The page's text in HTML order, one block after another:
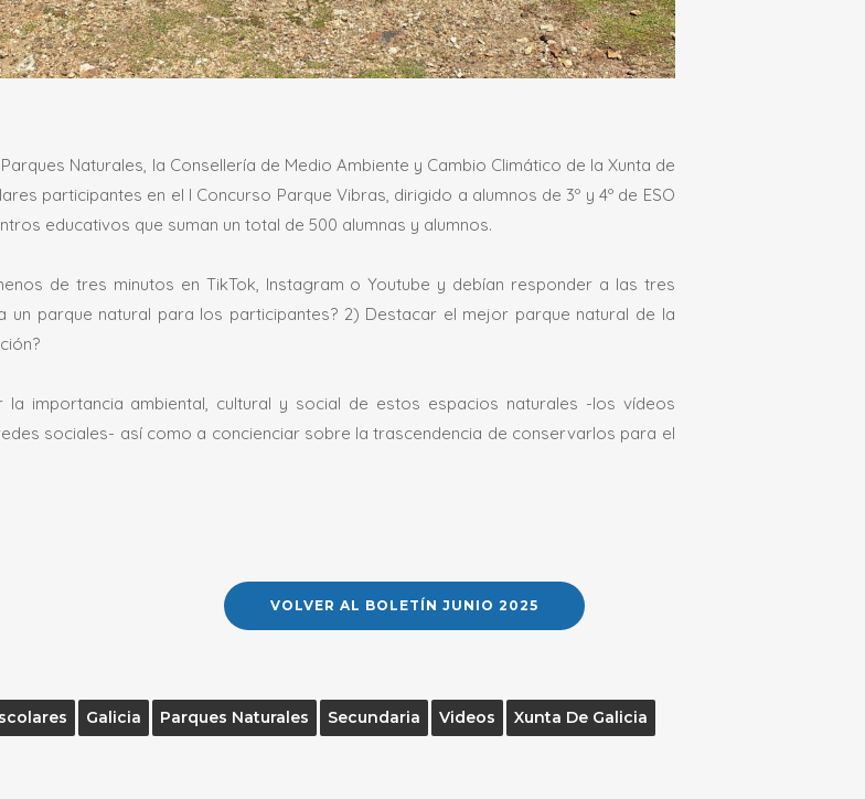
Naturales, la Consellería de Medio Ambiente y Cambio Climático de la Xunta de
participantes en el I Concurso Parque Vibras, dirigido a alumnos de 3º y 4º de ESO
educativos que suman un total de 500 alumnas y alumnos.
de tres minutos en TikTok, Instagram o Youtube y debían responder a las tres
un parque natural para los participantes? 2) Destacar el mejor parque natural de la
importancia ambiental, cultural y social de estos espacios naturales -los vídeos
sociales- así como a concienciar sobre la trascendencia de conservarlos para el
VOLVER AL BOLETÍN JUNIO 2025
Galicia Parques Naturales Secundaria Videos Xunta De Galicia